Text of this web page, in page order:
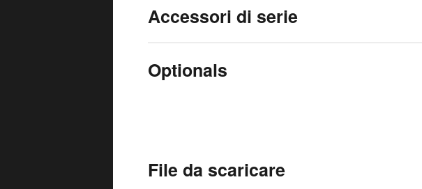
Accessori di serie
Optionals
File da scaricare